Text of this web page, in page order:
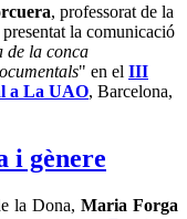
, professorat de la
la comunicació
de la conca
" en el III
a La UAO, Barcelona,
i gènere
la Dona, Maria Forga